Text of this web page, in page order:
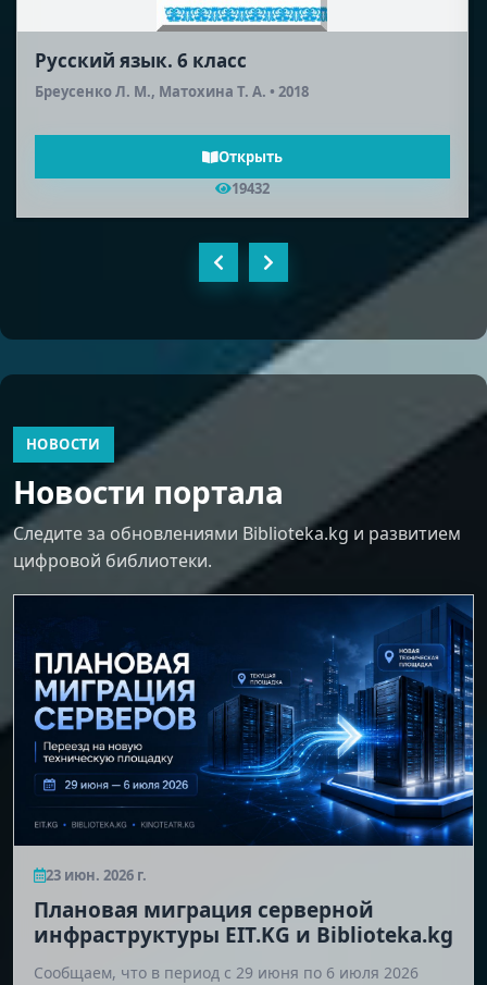
Русская литература (2-я половина XIX
века). 10 класс
Открыть
18577
НОВОСТИ
Новости портала
Следите за обновлениями Biblioteka.kg и развитием
цифровой библиотеки.
23 июн. 2026 г.
Плановая миграция серверной
инфраструктуры EIT.KG и Biblioteka.kg
Сообщаем, что в период с 29 июня по 6 июля 2026